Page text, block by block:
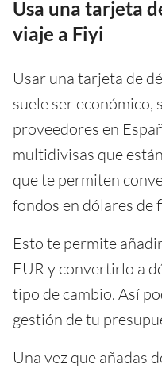
Usa una tarjeta
viaje a Fiyi
Usar una tarjeta de
suele ser económico,
proveedores en
multidivisas que
que te permiten
fondos en dólares de
Esto te permite
EUR y convertirlo a
tipo de cambio. Así
gestión de tu
Una vez que añadas